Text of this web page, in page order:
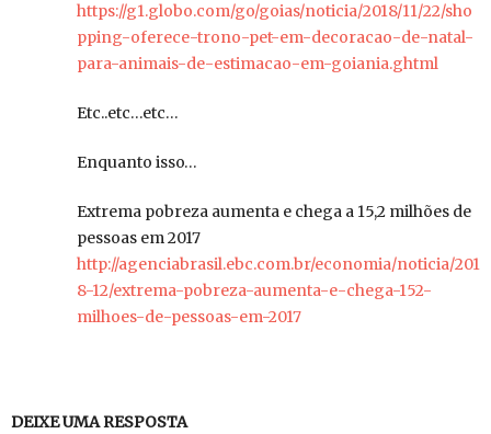
https://g1.globo.com/go/goias/noticia/2018/11/22/sho
pping-oferece-trono-pet-em-decoracao-de-natal-
para-animais-de-estimacao-em-goiania.ghtml
Etc..etc…etc…
Enquanto isso…
Extrema pobreza aumenta e chega a 15,2 milhões de
pessoas em 2017
http://agenciabrasil.ebc.com.br/economia/noticia/201
8-12/extrema-pobreza-aumenta-e-chega-152-
milhoes-de-pessoas-em-2017
DEIXE UMA RESPOSTA